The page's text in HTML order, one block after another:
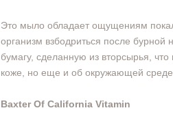
Это мыло обладает ощущениям
организм взбодриться после бурной
бумагу, сделанную из вторсырья, что
коже, но еще и об окружающей среде.
Baxter Of California Vitamin